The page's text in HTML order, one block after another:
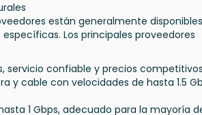
están generalmente
Los principales proveedores
servicio confiable y precios
y cable con velocidades de hasta 1.5
1 Gbps, adecuado para la mayoría